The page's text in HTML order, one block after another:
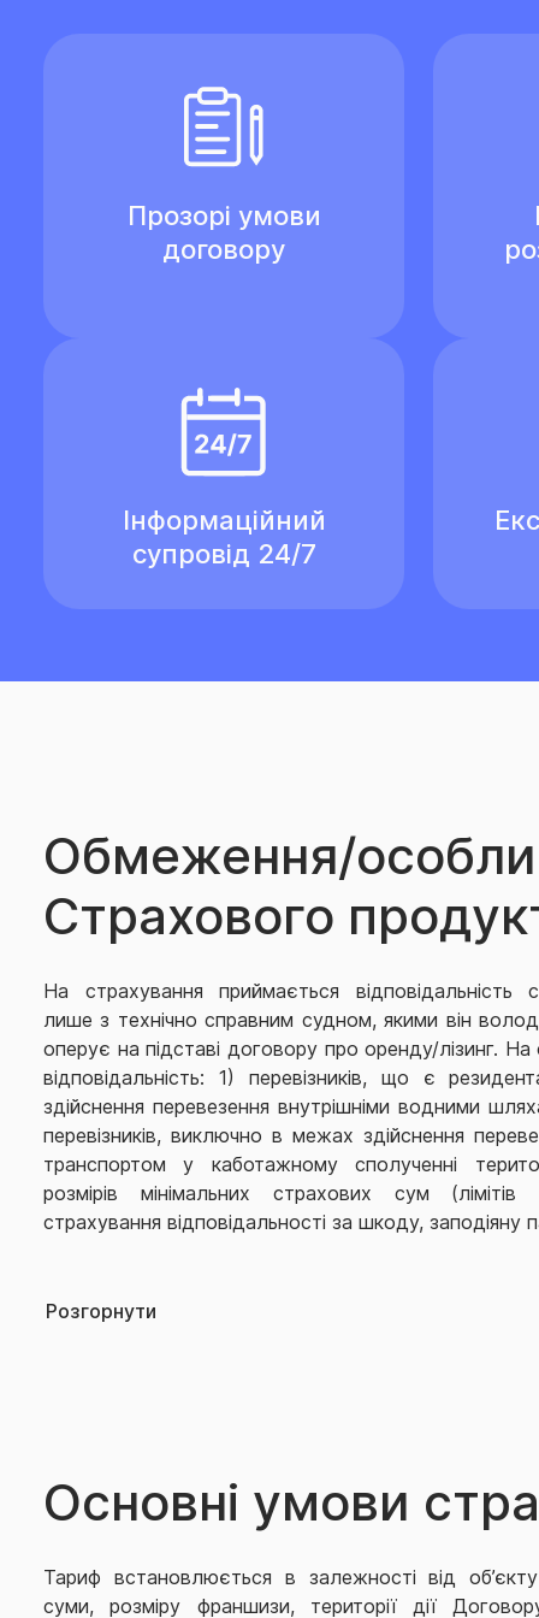
Прозорі умови
договору
Інформаційний
супровід 24/7
Обмеження/
Страхового
На страхування приймається відповідальність
лише з технічно справним судном, якими він
оперує на підставі договору про оренду/лізинг.
відповідальність: 1) перевізників, що є
здійснення перевезення внутрішніми водними
перевізників, виключно в межах здійснення
транспортом у каботажному сполученні
розмірів мінімальних страхових сум (лімітів
страхування відповідальності за шкоду,
• банкнот та монет;
• облігацій, платіжних засобів або інших цінних
Розгорнути
Основні умови
Тариф встановлюється в залежності від
суми, розміру франшизи, території дії